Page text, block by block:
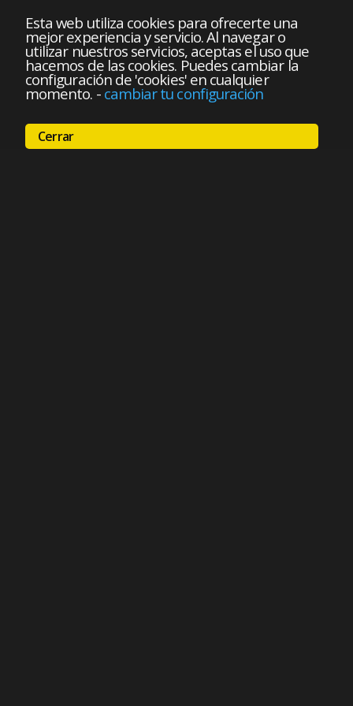
Esta web utiliza cookies para ofrecerte una
mejor experiencia y servicio. Al navegar o
utilizar nuestros servicios, aceptas el uso que
hacemos de las cookies. Puedes cambiar la
configuración de 'cookies' en cualquier
momento. - cambiar tu configuración
Cerrar